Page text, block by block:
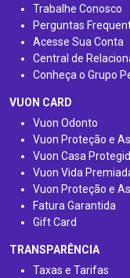
Trabalhe Conosco
Perguntas
Acesse Sua Conta
Central de
Conheça o Grupo
VUON CARD
Vuon Odonto
Vuon Proteção e
Vuon Casa
Vuon Vida
Vuon Proteção e
Fatura Garantida
Gift Card
TRANSPARÊNCIA
Taxas e Tarifas